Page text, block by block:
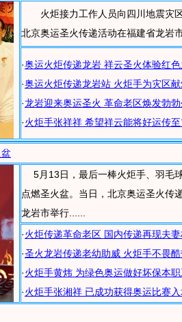
火炬接力工作人员向四川地震灾
北京奥运圣火传递活动在福建省龙岩
·奥运火炬传递龙岩 祥云圣火体验红
·奥运火炬传递龙岩站 火炬手为灾区
·龙岩迎来奥运圣火 革命老区焕发勃
·火炬手张祥祥 希望祥云能将好运传
5月13日，最后一棒火炬手、羽毛
点燃圣火盆。当日，北京奥运圣火传
龙岩市举行......
·火炬传递革命老区 国内传递再现夫
·圣火龙岩传递老幼助威 火炬手不畏
·火炬手黄炜 为绿色奥运做好坏保本
·火炬手张湘祥 已成功获得奥运比赛